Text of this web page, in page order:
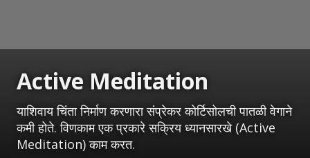
Active Meditation
याशिवाय चिंता निर्माण करणारा संप्रेकर कोर्टिसोलची पातळी वेगाने
कमी होते. विणकाम एक प्रकारे सक्रिय ध्यानसारखे (Active
Meditation) काम करत.